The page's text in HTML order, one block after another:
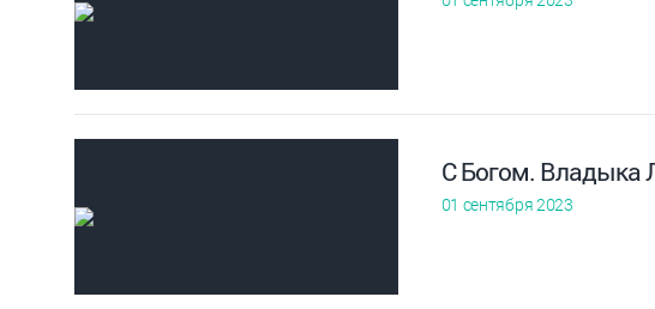
С Богом. Владыка
01 сентября 2023